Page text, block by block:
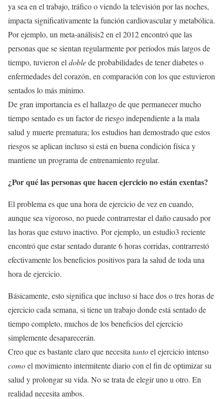
ya sea en el trabajo, tráfico o viendo la televisión por las noches,
impacta significativamente la función cardiovascular y metabólica.
Por ejemplo, un meta-análisis2 en el 2012 encontró que las
personas que se sientan regularmente por períodos más largos de
tiempo, tuvieron el doblede probabilidades de tener diabetes o
enfermedades del corazón, en comparación con los que estuvieron
sentados lo más mínimo.
De gran importancia es el hallazgo de que permanecer mucho
tiempo sentado es un factor de riesgo independiente a la mala
salud y muerte prematura; los estudios han demostrado que estos
riesgos se aplican incluso si está en buena condición física y
mantiene un programa de entrenamiento regular.
¿Por qué las personas que hacen ejercicio no están exentas?
El problema es que una hora de ejercicio de vez en cuando,
aunque sea vigoroso, no puede contrarrestar el daño causado por
las horas que estuvo inactivo. Por ejemplo, un estudio3 reciente
encontró que estar sentado durante 6 horas corridas, contrarrestó
efectivamente los beneficios positivos para la salud de toda una
hora de ejercicio.
Básicamente, esto significa que incluso si hace dos o tres horas de
ejercicio cada semana, si tiene un trabajo donde está sentado de
tiempo completo, muchos de los beneficios del ejercicio
simplemente desaparecerán.
Creo que es bastante claro que necesita tantoel ejercicio intenso
comoel movimiento intermitente diario con el fin de optimizar su
salud y prolongar su vida. No se trata de elegir uno u otro. En
realidad necesita ambos.